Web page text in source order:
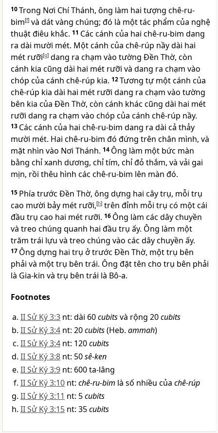
10Trong Nơi Chí Thánh, ông làm hai tượng chê-ru-
bim[f] và dát vàng chúng; đó là một tác phẩm của nghệ
thuật điêu khắc. 11 Các cánh của hai chê-ru-bim dang
ra dài mười mét. Một cánh của chê-rúp nầy dài hai
mét rưỡi[g] dang ra chạm vào tường Ðền Thờ, còn
cánh kia cũng dài hai mét rưỡi và dang ra chạm vào
chóp của cánh chê-rúp kia. 12Tương tự một cánh của
chê-rúp kia dài hai mét rưỡi dang ra chạm vào tường
bên kia của Ðền Thờ, còn cánh khác cũng dài hai mét
rưỡi dang ra chạm vào chóp của cánh chê-rúp nầy.
13 Các cánh của hai chê-ru-bim dang ra dài cả thảy
mười mét. Hai chê-ru-bim đó đứng trên chân mình, và
mặt nhìn vào Nơi Thánh. 14 Ông làm một bức màn
bằng chỉ xanh dương, chỉ tím, chỉ đỏ thắm, và vải gai
mịn, rồi thêu hình các chê-ru-bim lên màn đó.
15 Phía trước Ðền Thờ, ông dựng hai cây trụ, mỗi trụ
cao mười bảy mét rưỡi,[h] trên đỉnh mỗi trụ có một cái
đầu trụ cao hai mét rưỡi. 16 Ông làm các dây chuyền
và treo chúng quanh hai đầu trụ ấy. Ông làm một
trăm trái lựu và treo chúng vào các dây chuyền ấy.
17 Ông dựng hai trụ ở trước Ðền Thờ, một trụ bên
phải và một trụ bên trái. Ông đặt tên cho trụ bên phải
là Gia-kin và trụ bên trái là Bô-a.
Footnotes
II Sử Ký 3:3 nt: dài 60cubitsvà rộng 20cubits
II Sử Ký 3:4 nt: 20cubits(Heb. ammah)
II Sử Ký 3:4 nt: 120cubits
II Sử Ký 3:8 nt: 50sê-ken
II Sử Ký 3:9 nt: 600 ta-lâng
II Sử Ký 3:10 nt: chê-ru-bim là số nhiều của chê-rúp
II Sử Ký 3:11 nt: 5cubits
II Sử Ký 3:15 nt: 35cubits